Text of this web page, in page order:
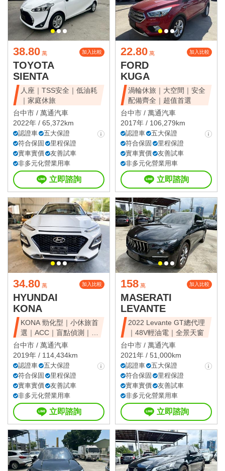
38.80 萬 加入比較
TOYOTA
SIENTA
人座｜TSS安全｜低油耗
｜家庭休旅
台中市 / 萬通汽車
2022年 / 65,372km
認證車
五大保證
符合保固
里程保證
實車實價
友善試車
非多元化營業用車
立即諮詢
22.80 萬 加入比較
FORD
KUGA
渦輪休旅｜大空間｜安全
配備齊全｜超值首選
台中市 / 萬通汽車
2017年 / 106,279km
認證車
五大保證
符合保固
里程保證
實車實價
友善試車
非多元化營業用車
立即諮詢
34.80 萬 加入比較
HYUNDAI
KONA
KONA 勁化型｜小休旅首
選｜ACC｜盲點偵測｜省
油好開
台中市 / 萬通汽車
2019年 / 114,434km
認證車
五大保證
符合保固
里程保證
實車實價
友善試車
非多元化營業用車
立即諮詢
158 萬 加入比較
MASERATI
LEVANTE
2022 Levante GT總代理
｜48V輕油電｜全景天窗
台中市 / 萬通汽車
2021年 / 51,000km
認證車
五大保證
符合保固
里程保證
實車實價
友善試車
非多元化營業用車
立即諮詢